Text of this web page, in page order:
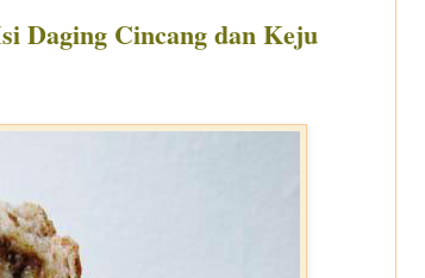
Daging Cincang dan Keju